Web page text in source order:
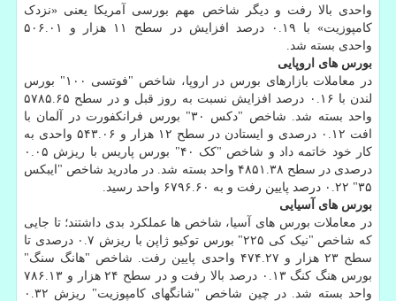
واحدی بالا رفت و دیگر شاخص مهم بورسی آمریکا یعنی «نزدک
کامپوزیت» با ۰.۱۹ درصد افزایش در سطح ۱۱ هزار و ۵۰۶.۰۱
واحدی بسته شد.
بورس های اروپایی
در معاملات بازارهای بورس در اروپا، شاخص "فوتسی ۱۰۰" بورس
لندن با ۰.۱۶ درصد افزایش نسبت به روز قبل و در سطح ۵۷۸۵.۶۵
واحد بسته شد. شاخص "دکس ۳۰" بورس فرانکفورت در آلمان با
افت ۰.۱۲ درصدی و ایستادن در سطح ۱۲ هزار و ۵۴۳.۰۶ واحدی به
کار خود خاتمه داد و شاخص "کک ۴۰" بورس پاریس با ریزش ۰.۰۵
درصدی در سطح ۴۸۵۱.۳۸ واحد بسته شد. در مادرید شاخص "ایبکس
۳۵" ۰.۲۲ درصد پایین رفت و به ۶۷۹۶.۶۰ واحد رسید.
بورس های آسیایی
در معاملات بورس های آسیا، شاخص ها عملکرد بدی داشتند؛ تا جایی
که شاخص "نیک کی ۲۲۵" بورس توکیو ژاپن با ریزش ۰.۷ درصدی تا
سطح ۲۳ هزار و ۴۷۴.۲۷ واحدی پایین رفت. شاخص "هانگ سنگ"
بورس هنگ کنگ ۰.۱۳ درصد بالا رفت و در سطح ۲۴ هزار و ۷۸۶.۱۳
واحد بسته شد. در چین شاخص "شانگهای کامپوزیت" ریزش ۰.۳۲